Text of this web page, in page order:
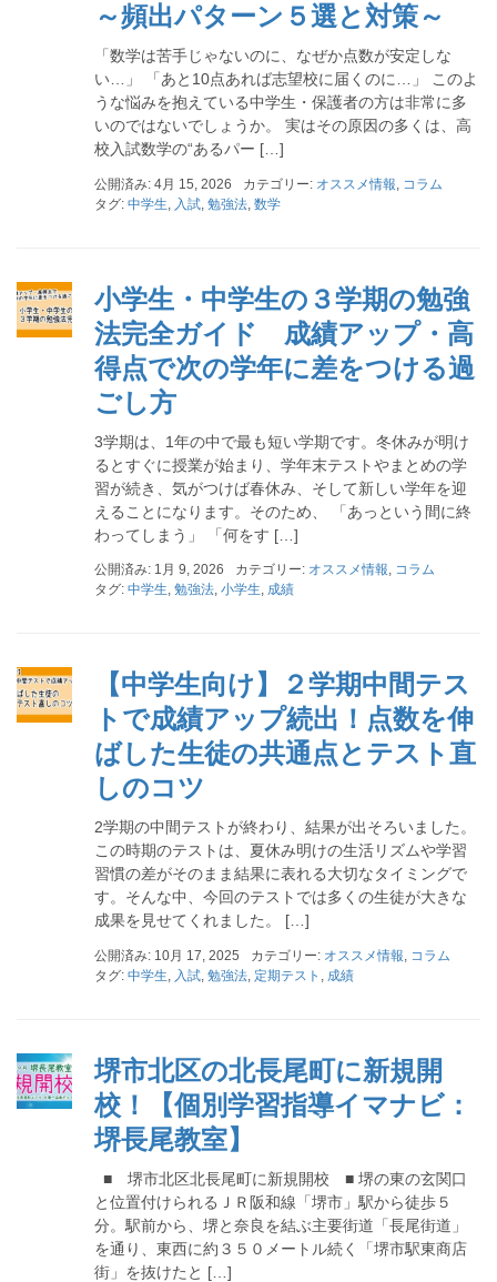
～頻出パターン５選と対策～
「数学は苦手じゃないのに、なぜか点数が安定しな
い…」 「あと10点あれば志望校に届くのに…」 このよ
うな悩みを抱えている中学生・保護者の方は非常に多
いのではないでしょうか。 実はその原因の多くは、高
校入試数学の“あるパー […]
公開済み: 4月 15, 2026 カテゴリー: オススメ情報
コラム
タグ: 中学生 入試 勉強法 数学
小学生・中学生の３学期の勉強
法完全ガイド 成績アップ・高
得点で次の学年に差をつける過
ごし方
3学期は、1年の中で最も短い学期です。冬休みが明け
るとすぐに授業が始まり、学年末テストやまとめの学
習が続き、気がつけば春休み、そして新しい学年を迎
えることになります。そのため、 「あっという間に終
わってしまう」 「何をす […]
公開済み: 1月 9, 2026 カテゴリー: オススメ情報, コラム
タグ: 中学生, 勉強法, 小学生, 成績
【中学生向け】２学期中間テス
トで成績アップ続出！点数を伸
ばした生徒の共通点とテスト直
しのコツ
2学期の中間テストが終わり、結果が出そろいました。
この時期のテストは、夏休み明けの生活リズムや学習
習慣の差がそのまま結果に表れる大切なタイミングで
す。そんな中、今回のテストでは多くの生徒が大きな
成果を見せてくれました。 […]
公開済み: 10月 17, 2025 カテゴリー: オススメ情報
コラム
タグ: 中学生 入試 勉強法 定期テスト 成績
堺市北区の北長尾町に新規開
校！【個別学習指導イマナビ：
堺長尾教室】
■ 堺市北区北長尾町に新規開校 ■ 堺の東の玄関口
と位置付けられるＪＲ阪和線「堺市」駅から徒歩５
分。駅前から、堺と奈良を結ぶ主要街道「長尾街道」
を通り、東西に約３５０メートル続く「堺市駅東商店
街」を抜けたと […]